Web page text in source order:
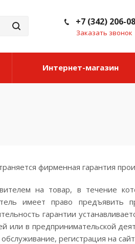
+7 (342) 206-
Заказать звонок
Интернет-магазин
фирменная гарантия
на товар, в течение
имеет право предъявить
гарантии
или в предпринимательской
регистрация на